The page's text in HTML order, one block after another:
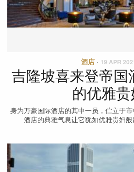
酒店 · 19 APR
吉隆坡喜来登帝国
的优雅贵
身为万豪国际酒店的其中一员，伫立于
酒店的典雅气息让它犹如优雅贵妇般